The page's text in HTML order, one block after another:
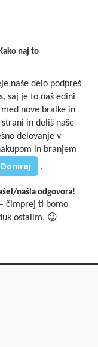
naj to
naše delo podpreš
saj je to naš edini
nove bralke in
in deliš naše
delovanje v
in branjem
Doniraj .
našla odgovora!
čimprej ti bomo
ostalim. 😉